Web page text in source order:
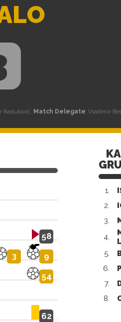
Radulović, Match Delegate: Vladimir
58
3
9
54
62
1.
2.
3.
4.
5.
6.
7.
8.